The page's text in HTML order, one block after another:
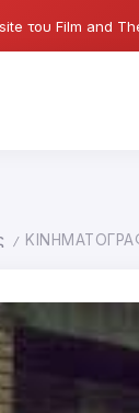
του Film and
/